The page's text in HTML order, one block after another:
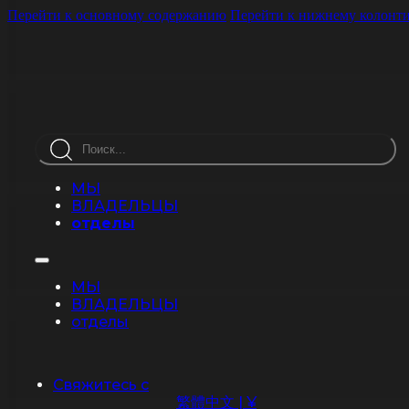
Перейти к основному содержанию Перейти к нижнему
Поиск
МЫ
ВЛАДЕЛЬЦЫ
отделы
МЫ
ВЛАДЕЛЬЦЫ
отделы
Свяжитесь с
繁體中文 | ¥